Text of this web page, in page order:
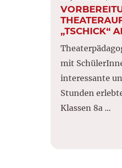
„TSCHICK“
mit
interessante
Stunden
Klassen 8a ...